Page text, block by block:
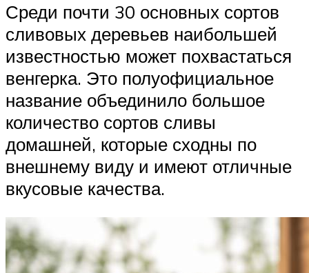
Среди почти 30 основных сортов
сливовых деревьев наибольшей
известностью может похвастаться
венгерка. Это полуофициальное
название объединило большое
количество сортов сливы
домашней, которые сходны по
внешнему виду и имеют отличные
вкусовые качества.